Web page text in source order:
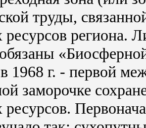
труды,
региона.
г. - первой
заморочке